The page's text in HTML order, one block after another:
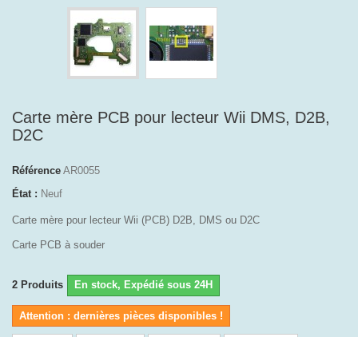
Carte mère PCB pour lecteur Wii DMS, D2B,
D2C
Référence AR0055
État : Neuf
Carte mère pour lecteur Wii (PCB) D2B, DMS ou D2C
Carte PCB à souder
2 Produits En stock, Expédié sous 24H
Attention : dernières pièces disponibles !